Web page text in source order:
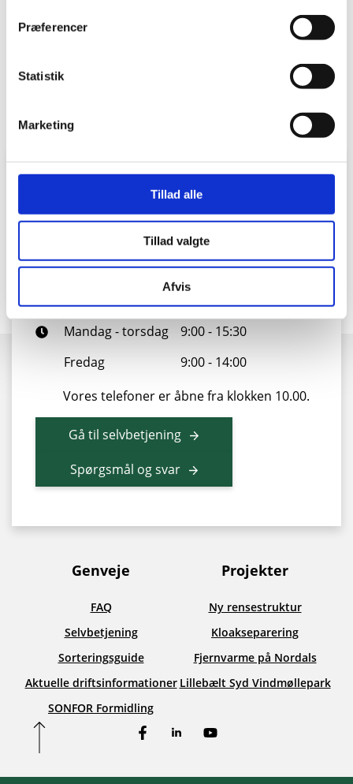
Præferencer
Statistik
Marketing
Tillad alle
Tillad valgte
Afvis
Husholdningsapparaterne bliver skilt ad, og
Kontakt vores kundeservice
Vi er klar til at hjælpe dig
88 43 53 00
info@sonfor.dk
Mandag - torsdag
9:00 - 15:30
Fredag
9:00 - 14:00
Vores telefoner er åbne fra klokken 10.00.
Gå til selvbetjening
Spørgsmål og svar
Genveje
FAQ
Selvbetjening
Sorteringsguide
Aktuelle driftsinformationer
SONFOR Formidling
Projekter
Ny rensestruktur
Kloakseparering
Fjernvarme på Nordals
Lillebælt Syd Vindmøllepark
FacebookLinkedInYouTube